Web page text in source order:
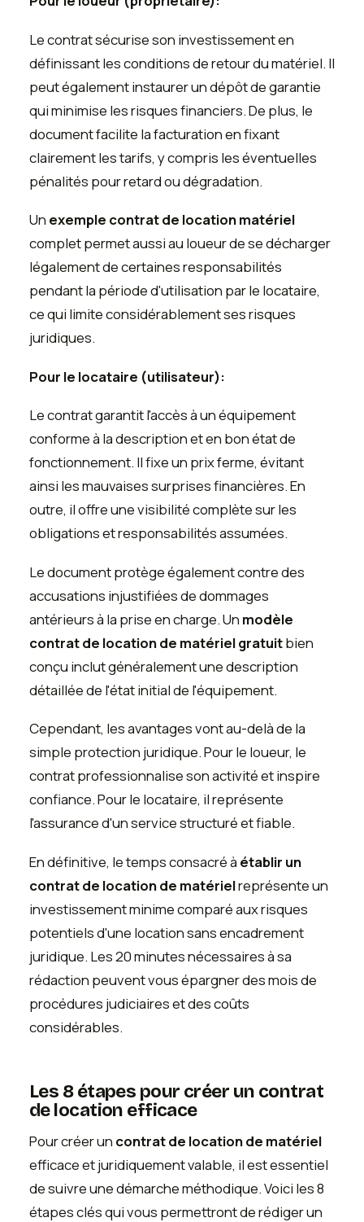
Le contrat sécurise son investissement en
définissant les conditions de retour du matériel. Il
peut également instaurer un dépôt de garantie
qui minimise les risques financiers. De plus, le
document facilite la facturation en fixant
clairement les tarifs, y compris les éventuelles
pénalités pour retard ou dégradation.
Un exemple contrat de location matériel
complet permet aussi au loueur de se décharger
légalement de certaines responsabilités
pendant la période d'utilisation par le locataire,
ce qui limite considérablement ses risques
juridiques.
Pour le locataire (utilisateur):
Le contrat garantit l'accès à un équipement
conforme à la description et en bon état de
fonctionnement. Il fixe un prix ferme, évitant
ainsi les mauvaises surprises financières. En
outre, il offre une visibilité complète sur les
obligations et responsabilités assumées.
Le document protège également contre des
accusations injustifiées de dommages
antérieurs à la prise en charge. Un modèle
contrat de location de matériel gratuitbien
conçu inclut généralement une description
détaillée de l'état initial de l'équipement.
Cependant, les avantages vont au-delà de la
simple protection juridique. Pour le loueur, le
contrat professionnalise son activité et inspire
confiance. Pour le locataire, il représente
l'assurance d'un service structuré et fiable.
En définitive, le temps consacré à établir un
contrat de location de matérielreprésente un
investissement minime comparé aux risques
potentiels d'une location sans encadrement
juridique. Les 20 minutes nécessaires à sa
rédaction peuvent vous épargner des mois de
procédures judiciaires et des coûts
considérables.
Les 8 étapes pour créer un contrat
de location efficace
Pour créer un contrat de location de matériel
efficace et juridiquement valable, il est essentiel
de suivre une démarche méthodique. Voici les 8
étapes clés qui vous permettront de rédiger un